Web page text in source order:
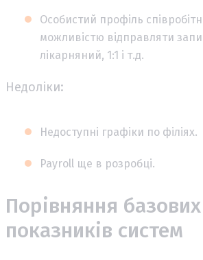
Особистий профіль
можливістю відправляти
лікарняний, 1:1 і т.д.
Недоліки:
Недоступні графіки по філіях.
Payroll ще в розробці.
Порівняння базових
показників систем